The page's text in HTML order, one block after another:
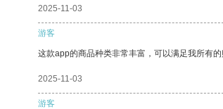
2025-11-03
游客
这款app的商品种类非常丰富，可以满足我所有的
2025-11-03
游客